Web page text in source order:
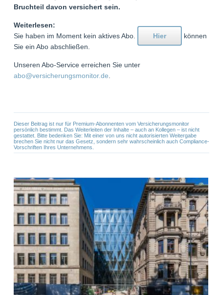
Bruchteil davon versichert sein.
Weiterlesen:
Sie haben im Moment kein aktives Abo.
Hier
können
Sie ein Abo abschließen.
Unseren Abo-Service erreichen Sie unter
abo@versicherungsmonitor.de
Dieser Beitrag ist nur für Premium-Abonnenten vom Versicherungsmonitor
persönlich bestimmt. Das Weiterleiten der Inhalte – auch an Kollegen – ist nicht
gestattet. Bitte bedenken Sie: Mit einer von uns nicht autorisierten Weitergabe
brechen Sie nicht nur das Gesetz, sondern sehr wahrscheinlich auch Compliance-
Vorschriften Ihres Unternehmens.